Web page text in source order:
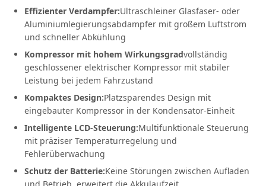
Effizienter Verdampfer:Ultraschleiner Glasfaser- oder
Aluminiumlegierungsabdampfer mit großem Luftstrom
und schneller Abkühlung
Kompressor mit hohem Wirkungsgradvollständig
geschlossener elektrischer Kompressor mit stabiler
Leistung bei jedem Fahrzustand
Kompaktes Design:Platzsparendes Design mit
eingebauter Kompressor in der Kondensator-Einheit
Intelligente LCD-Steuerung:Multifunktionale Steuerung
mit präziser Temperaturregelung und
Fehlerüberwachung
Schutz der Batterie:Keine Störungen zwischen Aufladen